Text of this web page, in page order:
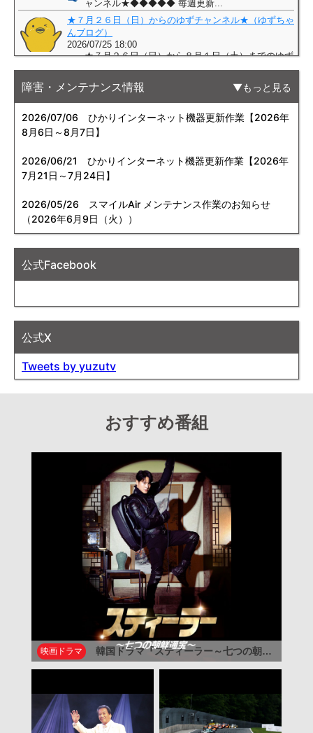
障害・メンテナンス情報 もっと見る
2026/07/06 ひかりインターネット機器更新作業【2026年
8月6日～8月7日】
2026/06/21
ひかりインターネット機器更新作業【2026年
7月21日～7月24日】
2026/05/26 スマイルAir メンテナンス作業のお知らせ
（2026年6月9日（火））
公式Facebook
公式X
Tweets by yuzutv
おすすめ番組